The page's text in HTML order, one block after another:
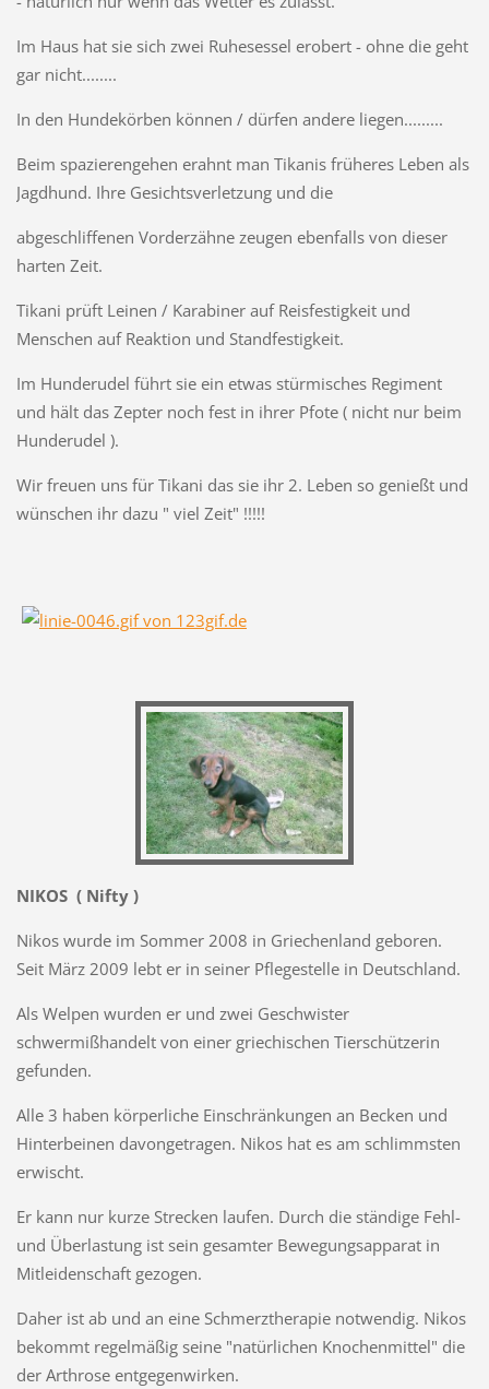
Im Haus hat sie sich zwei Ruhesessel erobert - ohne die geht
gar nicht........
In den Hundekörben können / dürfen andere liegen.........
Beim spazierengehen erahnt man Tikanis früheres Leben als
Jagdhund. Ihre Gesichtsverletzung und die
abgeschliffenen Vorderzähne zeugen ebenfalls von dieser
harten Zeit.
Tikani prüft Leinen / Karabiner auf Reisfestigkeit und
Menschen auf Reaktion und Standfestigkeit.
Im Hunderudel führt sie ein etwas stürmisches Regiment
und hält das Zepter noch fest in ihrer Pfote ( nicht nur beim
Hunderudel ).
Wir freuen uns für Tikani das sie ihr 2. Leben so genießt und
wünschen ihr dazu " viel Zeit" !!!!!
NIKOS ( Nifty )
Nikos wurde im Sommer 2008 in Griechenland geboren.
Seit März 2009 lebt er in seiner Pflegestelle in Deutschland.
Als Welpen wurden er und zwei Geschwister
schwermißhandelt von einer griechischen Tierschützerin
gefunden.
Alle 3 haben körperliche Einschränkungen an Becken und
Hinterbeinen davongetragen. Nikos hat es am schlimmsten
erwischt.
Er kann nur kurze Strecken laufen. Durch die ständige Fehl-
und Überlastung ist sein gesamter Bewegungsapparat in
Mitleidenschaft gezogen.
Daher ist ab und an eine Schmerztherapie notwendig. Nikos
bekommt regelmäßig seine "natürlichen Knochenmittel" die
der Arthrose entgegenwirken.